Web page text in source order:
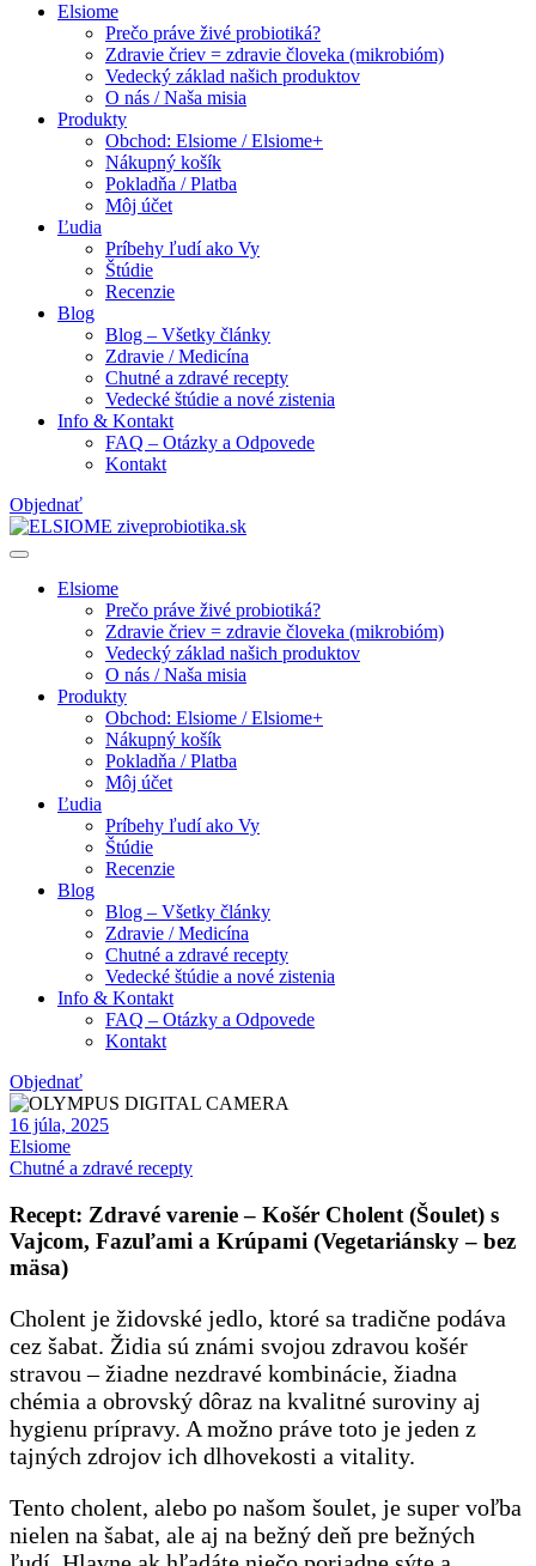
Elsiome
Prečo práve živé probiotiká?
Zdravie čriev = zdravie človeka (mikrobióm)
Vedecký základ našich produktov
O nás / Naša misia
Produkty
Obchod: Elsiome / Elsiome+
Nákupný košík
Pokladňa / Platba
Môj účet
Ľudia
Príbehy ľudí ako Vy
Štúdie
Recenzie
Blog
Blog – Všetky články
Zdravie / Medicína
Chutné a zdravé recepty
Vedecké štúdie a nové zistenia
Info & Kontakt
FAQ – Otázky a Odpovede
Kontakt
Objednať
Elsiome
Prečo práve živé probiotiká?
Zdravie čriev = zdravie človeka (mikrobióm)
Vedecký základ našich produktov
O nás / Naša misia
Produkty
Obchod: Elsiome / Elsiome+
Nákupný košík
Pokladňa / Platba
Môj účet
Ľudia
Príbehy ľudí ako Vy
Štúdie
Recenzie
Blog
Blog – Všetky články
Zdravie / Medicína
Chutné a zdravé recepty
Vedecké štúdie a nové zistenia
Info & Kontakt
FAQ – Otázky a Odpovede
Kontakt
Objednať
16 júla, 2025
Elsiome
Chutné a zdravé recepty
Recept: Zdravé varenie – Košér Cholent (Šoulet) s
Vajcom, Fazuľami a Krúpami (Vegetariánsky – bez
mäsa)
Cholent je židovské jedlo, ktoré sa tradične podáva
cez šabat. Židia sú známi svojou zdravou košér
stravou – žiadne nezdravé kombinácie, žiadna
chémia a obrovský dôraz na kvalitné suroviny aj
hygienu prípravy. A možno práve toto je jeden z
tajných zdrojov ich dlhovekosti a vitality.
Tento cholent, alebo po našom šoulet, je super voľba
nielen na šabat, ale aj na bežný deň pre bežných